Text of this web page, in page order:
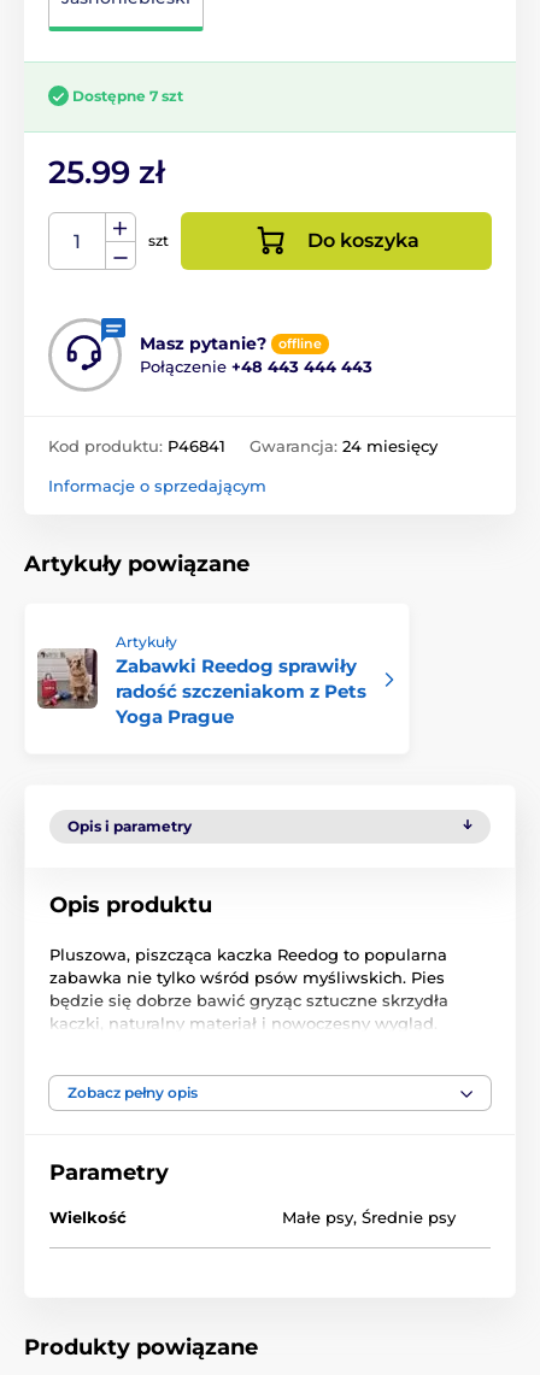
Dostępne 7 szt
25.99 zł
szt Do koszyka
Masz pytanie? offline
Połączenie +48 443 444 443
Kod produktu: P46841 Gwarancja: 24 miesięcy
Informacje o sprzedającym
Artykuły powiązane
Artykuły
Zabawki Reedog sprawiły
radość szczeniakom z Pets
Yoga Prague
Opis i parametry
Opis produktu
Pluszowa, piszcząca kaczka Reedog to popularna
zabawka nie tylko wśród psów myśliwskich. Pies
będzie się dobrze bawić gryząc sztuczne skrzydła
kaczki, naturalny materiał i nowoczesny wygląd.
Materiał: Plusz
Produkt znajduje się w kategoriach
% Artykuły zoologiczne
Zobacz pełny opis
Parametry
Wielkość Małe psy, Średnie psy
Produkty powiązane